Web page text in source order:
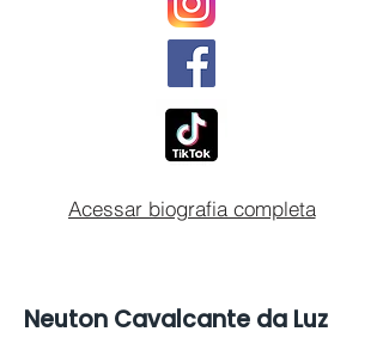
Acessar biografia completa
Neuton Cavalcante da Luz